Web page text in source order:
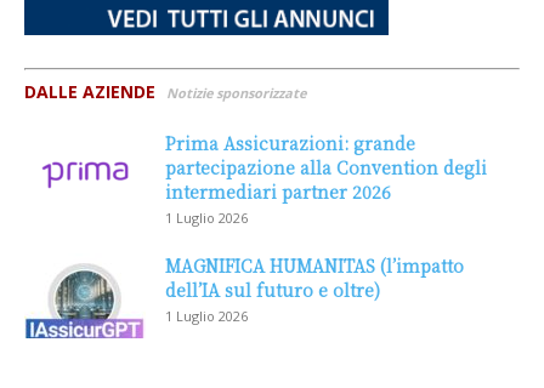
DALLE AZIENDE Notizie sponsorizzate
Prima Assicurazioni: grande
partecipazione alla Convention degli
intermediari partner 2026
1 Luglio 2026
MAGNIFICA HUMANITAS (l’impatto
dell’IA sul futuro e oltre)
1 Luglio 2026